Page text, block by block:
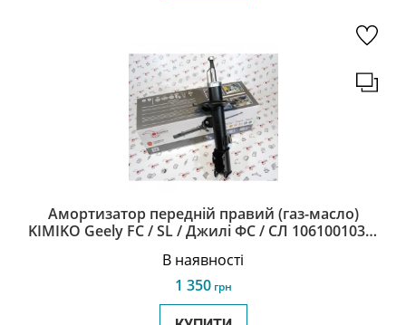
Амортизатор передній правий (газ-масло)
KIMIKO Geely FC / SL / Джилі ФС / СЛ 1061001037-
В наявності
1 350грн